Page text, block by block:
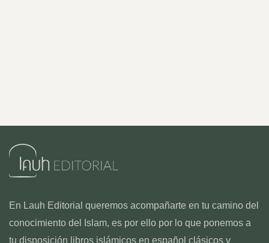
En Lauh Editorial queremos acompañarte en tu camino del
conocimiento del Islam, es por ello por lo que ponemos a
tu disposición libros islámicos en español clásicos y